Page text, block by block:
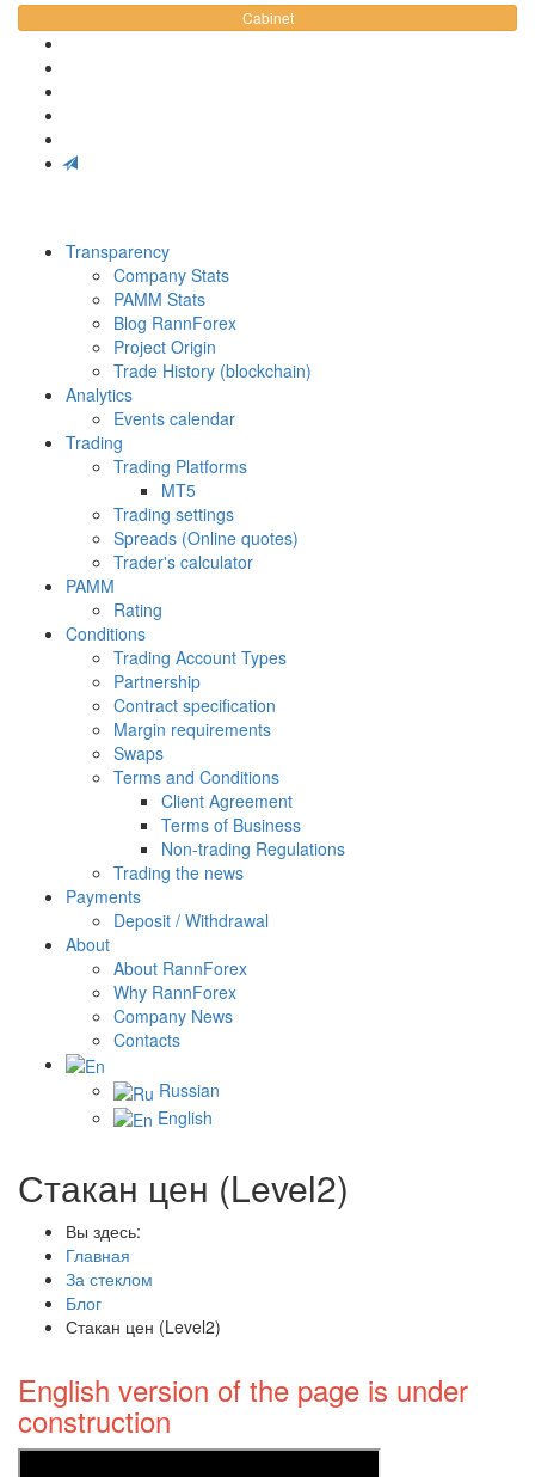
Cabinet
Transparency
Company Stats
PAMM Stats
Blog RannForex
Project Origin
Trade History (blockchain)
Analytics
Events calendar
Trading
Trading Platforms
MT5
Trading settings
Spreads (Online quotes)
Trader's calculator
PAMM
Rating
Conditions
Trading Account Types
Partnership
Contract specification
Margin requirements
Swaps
Terms and Conditions
Client Agreement
Terms of Business
Non-trading Regulations
Trading the news
Payments
Deposit / Withdrawal
About
About RannForex
Why RannForex
Company News
Contacts
Russian
English
Стакан цен (Level2)
Вы здесь:
Главная
За стеклом
Блог
Стакан цен (Level2)
English version of the page is under
construction